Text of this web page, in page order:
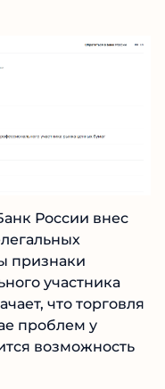
России внес
признаки
участника
что
В случае
ли появится